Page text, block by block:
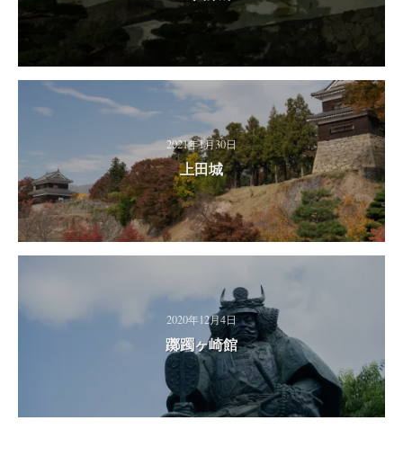
2021年1月30日
上田城
2020年12月4日
躑躅ヶ崎館